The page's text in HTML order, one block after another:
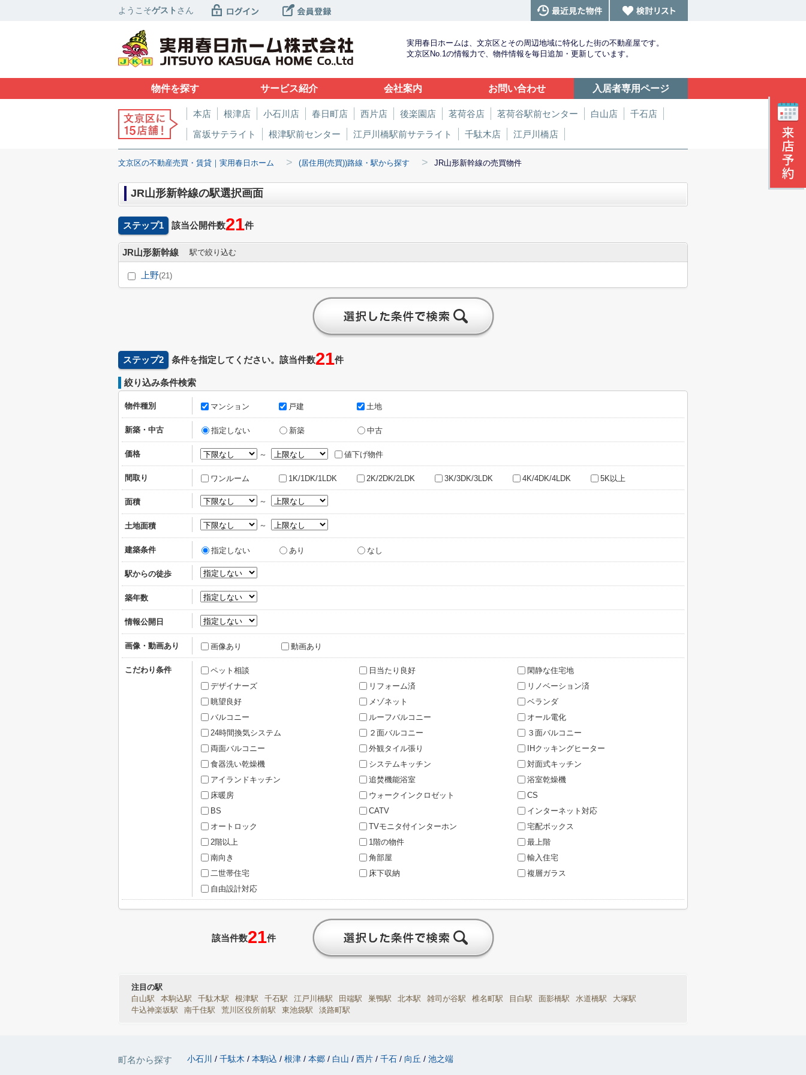
ようこそゲスト さん
実用春日ホームは、文京区とその周辺地域に特化した街の不動産屋です。
文京区No.1の情報力で、物件情報を毎日追加・更新しています。
物件を探す サービス紹介 会社案内 お問い合わせ 入居者専用ページ
本店 根津店 小石川店 春日町店 西片店 後楽園店 茗荷谷店 茗荷谷駅前センター 白山店
千石店
富坂サテライト
根津駅前センター 江戸川橋駅前サテライト 千駄木店 江戸川橋店
文京区の不動産売買・賃貸｜実用春日ホーム > (居住用(売買))路線・駅から探す > JR山形新幹線の売買物件
JR山形新幹線の駅選択画面
ステップ1 該当公開件数21件
JR山形新幹線 駅で絞り込む
上野(21)
ステップ2 条件を指定してください。該当件数21件
絞り込み条件検索
物件種別 マンション 戸建 土地
新築・中古 指定しない 新築 中古
価格 ～ 値下げ物件
間取り ワンルーム 1K/1DK/1LDK 2K/2DK/2LDK 3K/3DK/3LDK 4K/4DK/4LDK 5K以上
面積 ～
土地面積 ～
建築条件 指定しない あり なし
駅からの徒歩
築年数
情報公開日
画像・動画あり 画像あり 動画あり
こだわり条件 ペット相談 日当たり良好
閑静な住宅地
デザイナーズ
リフォーム済
リノベーション済
眺望良好
メゾネット
ベランダ
バルコニー
ルーフバルコニー
オール電化
24時間換気システム
２面バルコニー
３面バルコニー
両面バルコニー
外観タイル張り
IHクッキングヒーター
食器洗い乾燥機
システムキッチン
対面式キッチン
アイランドキッチン
追焚機能浴室
浴室乾燥機
床暖房
ウォークインクロゼット
CS
BS
CATV
インターネット対応
オートロック
TVモニタ付インターホン
宅配ボックス
2階以上
1階の物件
最上階
南向き
角部屋
輸入住宅
二世帯住宅
床下収納
複層ガラス
自由設計対応
該当件数21件
注目の駅
白山駅
本駒込駅 千駄木駅 根津駅 千石駅 江戸川橋駅 田端駅 巣鴨駅 北本駅 雑司が谷駅 椎名町駅 目白駅 面影橋駅 水道橋駅
大塚駅
牛込神楽坂駅
南千住駅 荒川区役所前駅 東池袋駅 淡路町駅
町名から探す 小石川 千駄木 本駒込 根津 本郷 白山 西片 千石 向丘 池之端